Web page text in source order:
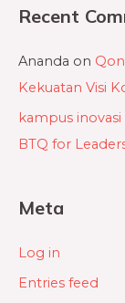
Recent
Ananda on
Kekuatan Visi
kampus inovasi
BTQ for
Meta
Log in
Entries feed